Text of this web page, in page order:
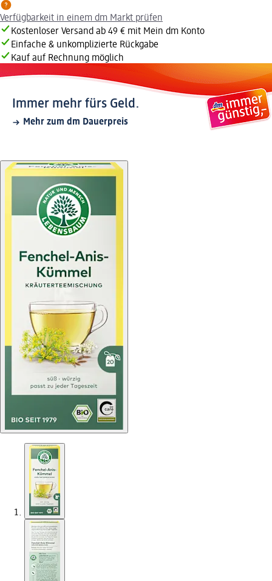
Verfügbarkeit in einem dm Markt prüfen
Kostenloser Versand ab 49 € mit Mein dm Konto
Einfache & unkomplizierte Rückgabe
Kauf auf Rechnung möglich
Immer mehr fürs Geld.
Mehr zum dm Dauerpreis